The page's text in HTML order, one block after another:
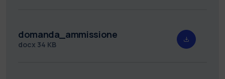
domanda_ammissione
docx 34 KB